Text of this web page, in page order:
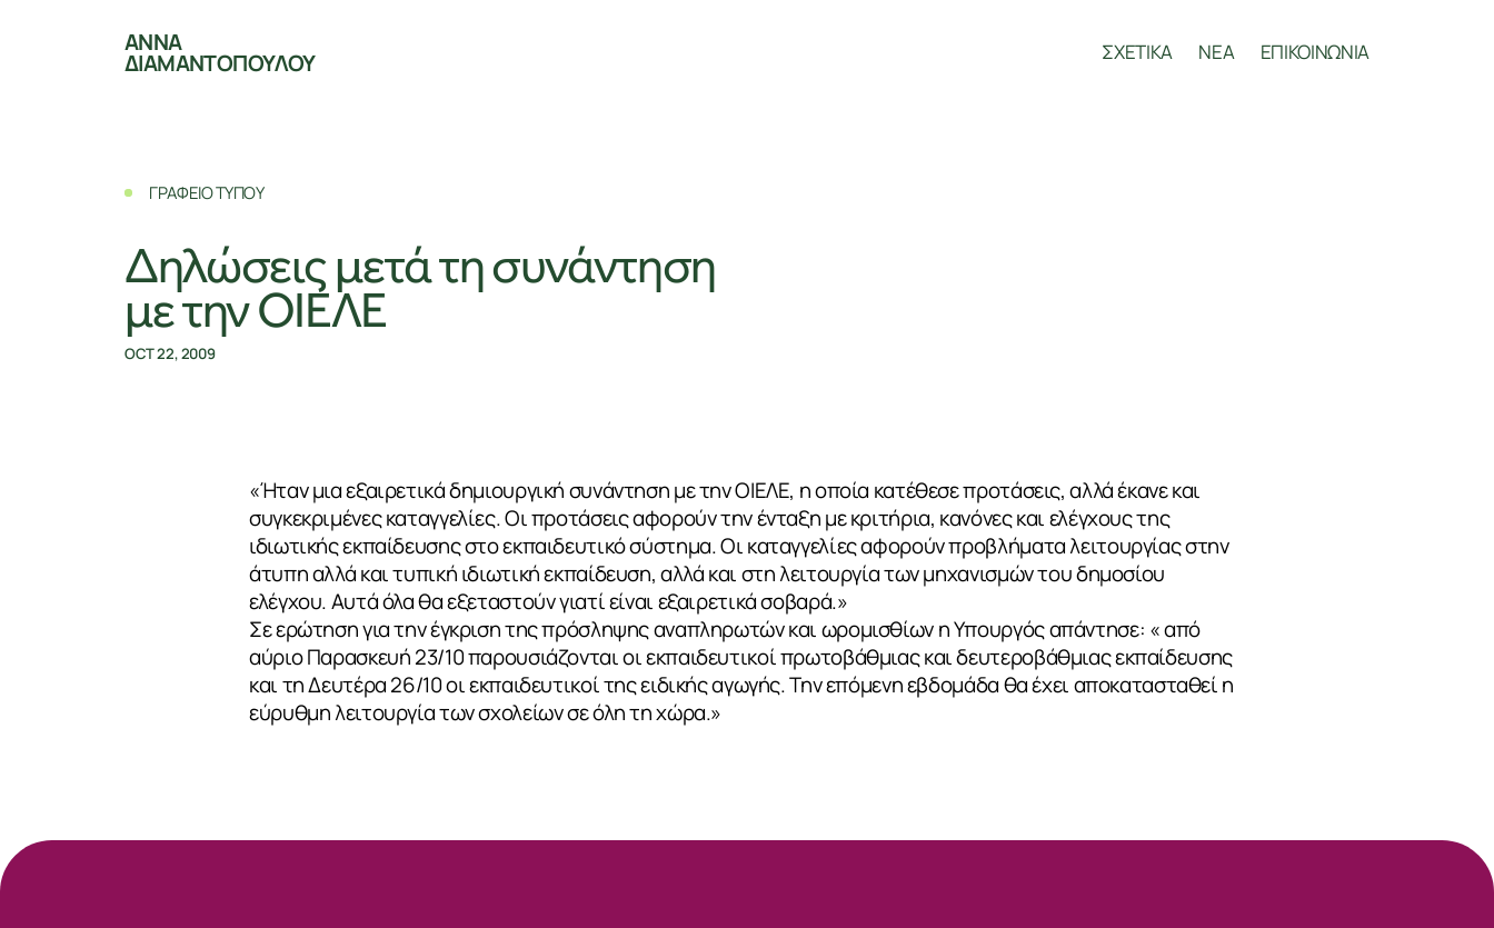
ΑΝΝΑ
ΔΙΑΜΑΝΤΟΠΟΥΛΟΥ ΣΧΕΤΙΚΑ ΝΕΑ ΕΠΙΚΟΙΝΩΝΙΑ
ΓΡΑΦΕΙΟ ΤΥΠΟΥ
Δηλώσεις μετά τη συνάντηση
με την ΟΙΕΛΕ
OCT 22, 2009
«Ήταν μια εξαιρετικά δημιουργική συνάντηση με την ΟΙΕΛΕ, η οποία κατέθεσε προτάσεις, αλλά έκανε και
συγκεκριμένες καταγγελίες. Οι προτάσεις αφορούν την ένταξη με κριτήρια, κανόνες και ελέγχους της
ιδιωτικής εκπαίδευσης στο εκπαιδευτικό σύστημα. Οι καταγγελίες αφορούν προβλήματα λειτουργίας στην
άτυπη αλλά και τυπική ιδιωτική εκπαίδευση, αλλά και στη λειτουργία των μηχανισμών του δημοσίου
ελέγχου. Αυτά όλα θα εξεταστούν γιατί είναι εξαιρετικά σοβαρά.»
Σε ερώτηση για την έγκριση της πρόσληψης αναπληρωτών και ωρομισθίων η Υπουργός απάντησε: « από
αύριο Παρασκευή 23/10 παρουσιάζονται οι εκπαιδευτικοί πρωτοβάθμιας και δευτεροβάθμιας εκπαίδευσης
και τη Δευτέρα 26/10 οι εκπαιδευτικοί της ειδικής αγωγής. Την επόμενη εβδομάδα θα έχει αποκατασταθεί η
εύρυθμη λειτουργία των σχολείων σε όλη τη χώρα.»